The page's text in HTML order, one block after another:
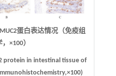
蛋白表达情况（免疫组
×100）
protein in intestinal tissue of
×100)